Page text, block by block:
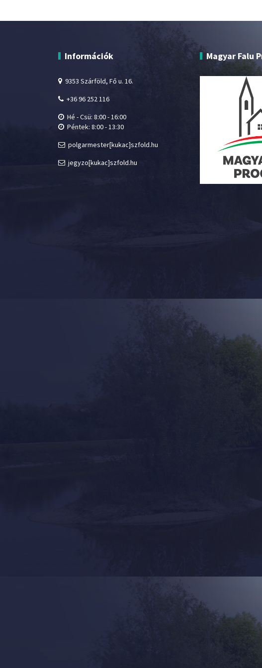
Információk
9353 Szárföld, Fő u. 16.
+36 96 252 116
Hé - Csü: 8:00 - 16:00
Péntek: 8:00 - 13:30
polgarmester[kukac]szfold.hu
jegyzo[kukac]szfold.hu
Magyar Falu